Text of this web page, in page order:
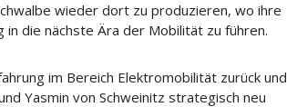
wieder dort zu produzieren, wo ihre
die nächste Ära der Mobilität zu führen.
im Bereich Elektromobilität zurück und
Yasmin von Schweinitz strategisch neu